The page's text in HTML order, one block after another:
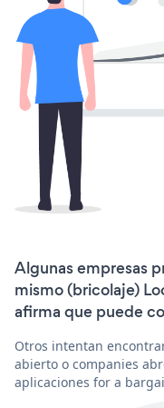
Algunas empresas
mismo (bricolaje)
afirma que puede
Otros intentan
abierto o companies
aplicaciones for a